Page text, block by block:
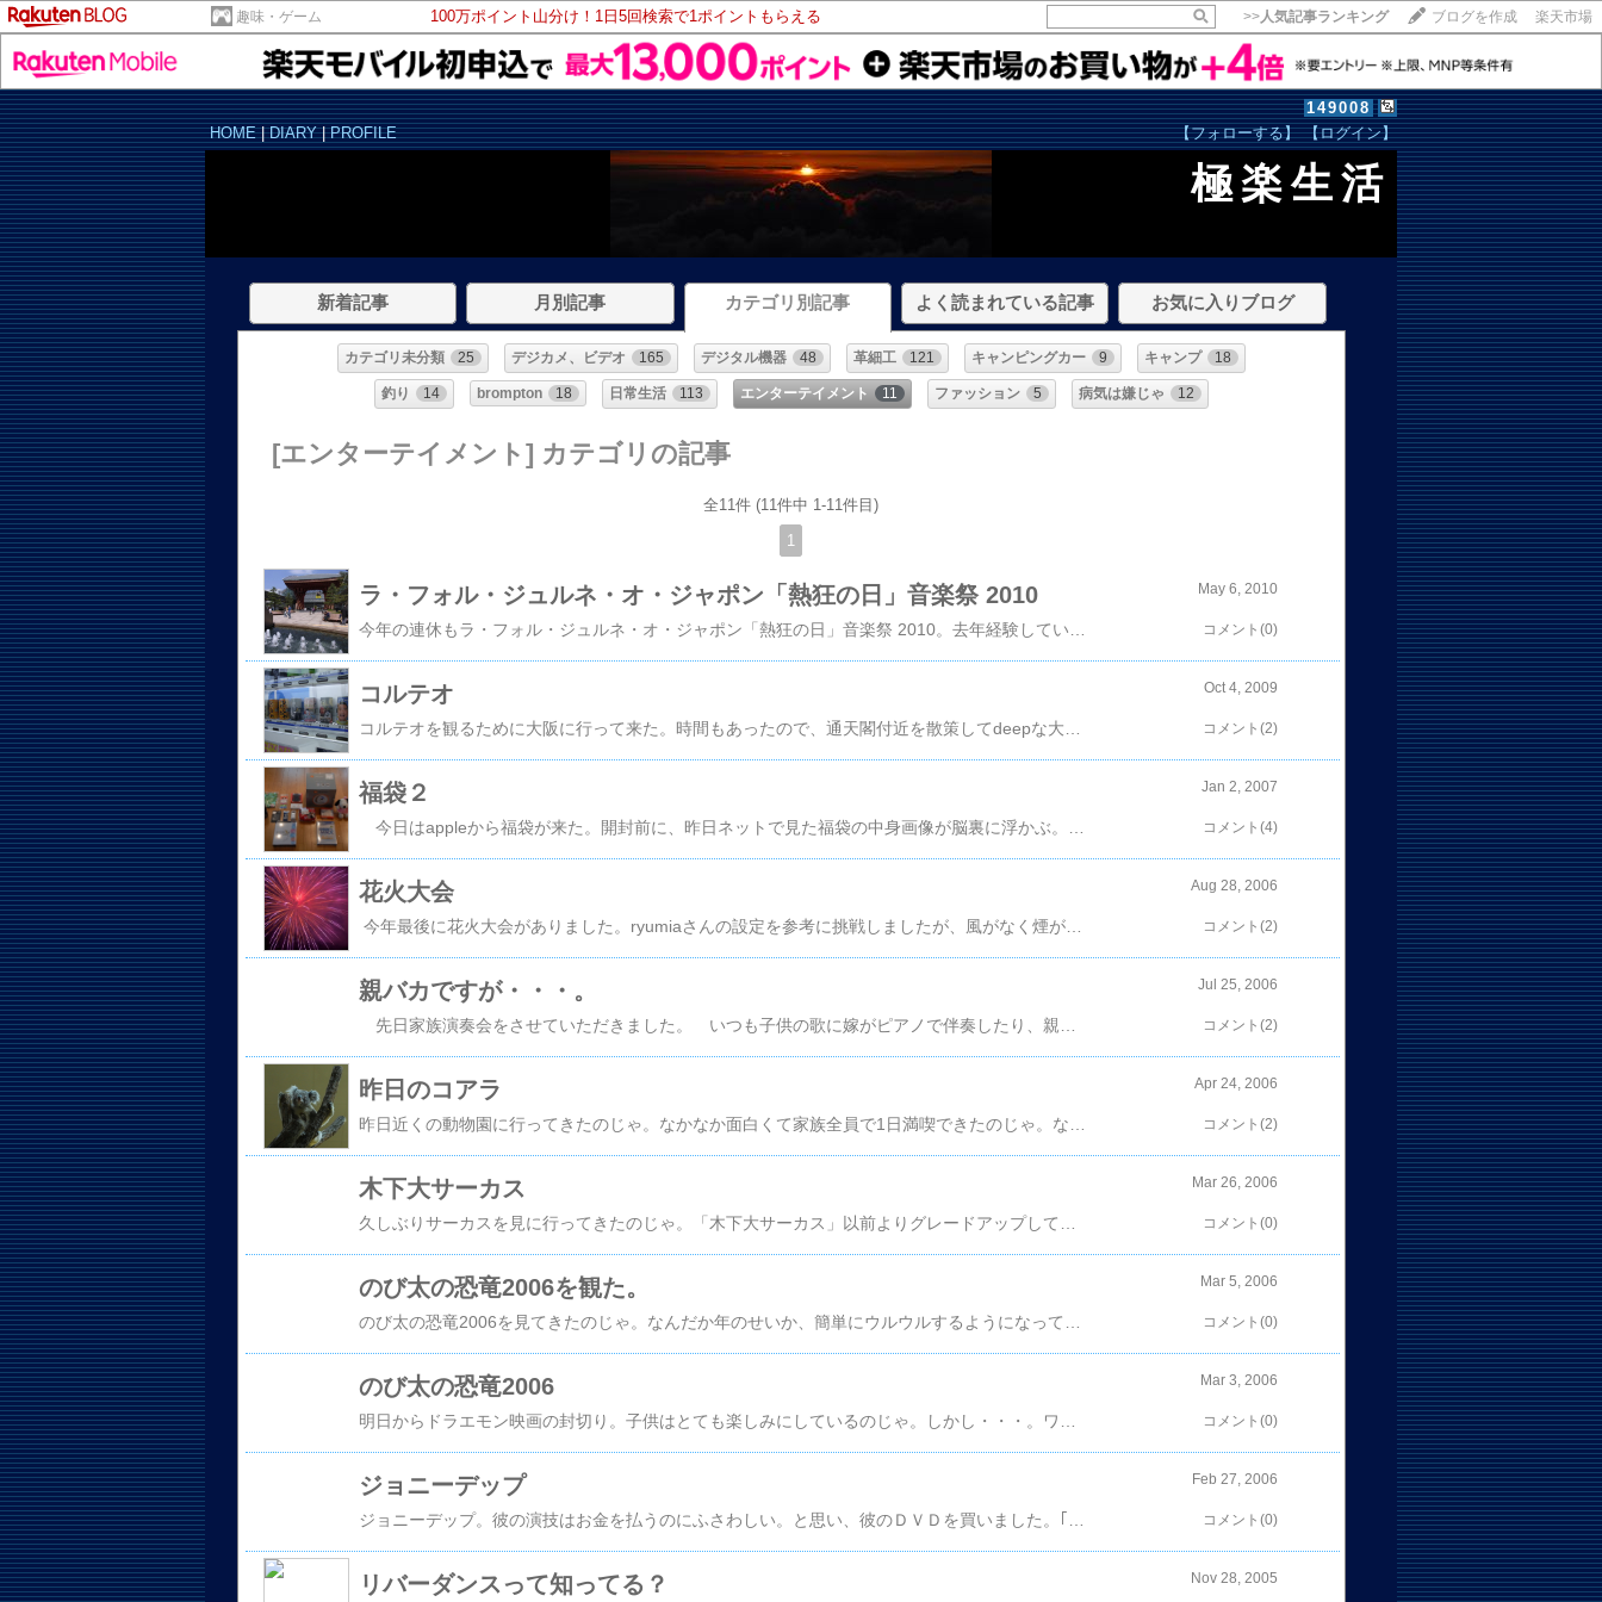
趣味・ゲーム 100万ポイント山分け！1日5回検索で1ポイントもらえる >>人気記事ランキング ブログを作成 楽天市場
149008
HOME|DIARY|PROFILE 【フォローする】 【ログイン】
極楽生活
新着記事 月別記事 カテゴリ別記事 よく読まれている記事 お気に入りブログ
カテゴリ未分類 25 デジカメ、ビデオ 165 デジタル機器 48 革細工 121 キャンピングカー 9 キャンプ 18
釣り 14 brompton 18 日常生活 113 エンターテイメント 11 ファッション 5 病気は嫌じゃ 12
[エンターテイメント] カテゴリの記事
全11件 (11件中 1-11件目)
1
ラ・フォル・ジュルネ・オ・ジャポン「熱狂の日」音楽祭 2010 May 6, 2010
コメント(0)
コルテオ Oct 4, 2009
コメント(2)
福袋２ Jan 2, 2007
コメント(4)
花火大会
今年最後に花火大会がありました。ryumiaさんの設定を参考に挑戦しましたが、風がなく煙が残って、返り討ちにあってきました。 花火の近くにいたので・・・。なんて言い訳させてください。 極楽写真館にサンプルあります。 AF-S VR Micro Nikkor ED 105mm F2.8G(IF) Ai AF Nikkor 50mm F1.4D AF-S DX Zoom Nikkor ED 12-24mm F4G(IF)
Aug 28, 2006
コメント(2)
親バカですが・・・。 Jul 25, 2006
コメント(2)
昨日のコアラ Apr 24, 2006
コメント(2)
木下大サーカス Mar 26, 2006
コメント(0)
のび太の恐竜2006を観た。 Mar 5, 2006
コメント(0)
のび太の恐竜2006 Mar 3, 2006
コメント(0)
ジョニーデップ Feb 27, 2006
コメント(0)
リバーダンスって知ってる？ Nov 28, 2005